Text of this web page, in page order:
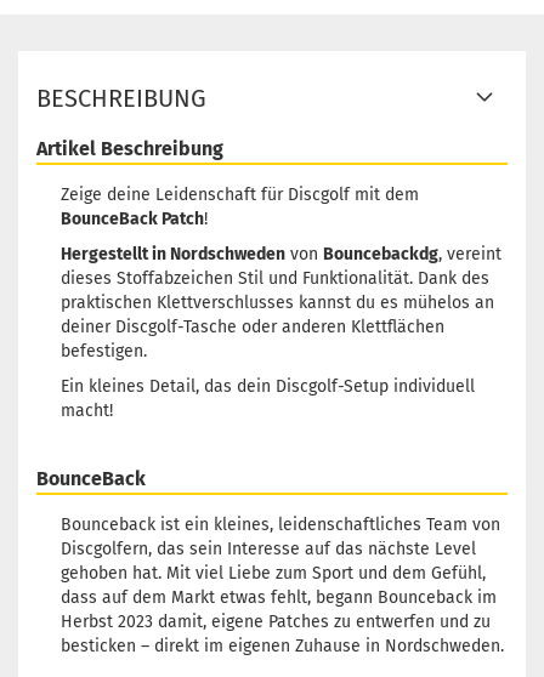
Lieferzeit:
BESCHREIBUNG
Artikel Beschreibung
Zeige deine Leidenschaft für Discgolf mit dem
BounceBack Patch!
Hergestellt in Nordschweden von Bouncebackdg, vereint
dieses Stoffabzeichen Stil und Funktionalität. Dank des
praktischen Klettverschlusses kannst du es mühelos an
deiner Discgolf-Tasche oder anderen Klettflächen
befestigen.
Ein kleines Detail, das dein Discgolf-Setup individuell
macht!
BounceBack
Bounceback ist ein kleines, leidenschaftliches Team von
Discgolfern, das sein Interesse auf das nächste Level
gehoben hat. Mit viel Liebe zum Sport und dem Gefühl,
dass auf dem Markt etwas fehlt, begann Bounceback im
Herbst 2023 damit, eigene Patches zu entwerfen und zu
besticken – direkt im eigenen Zuhause in Nordschweden.